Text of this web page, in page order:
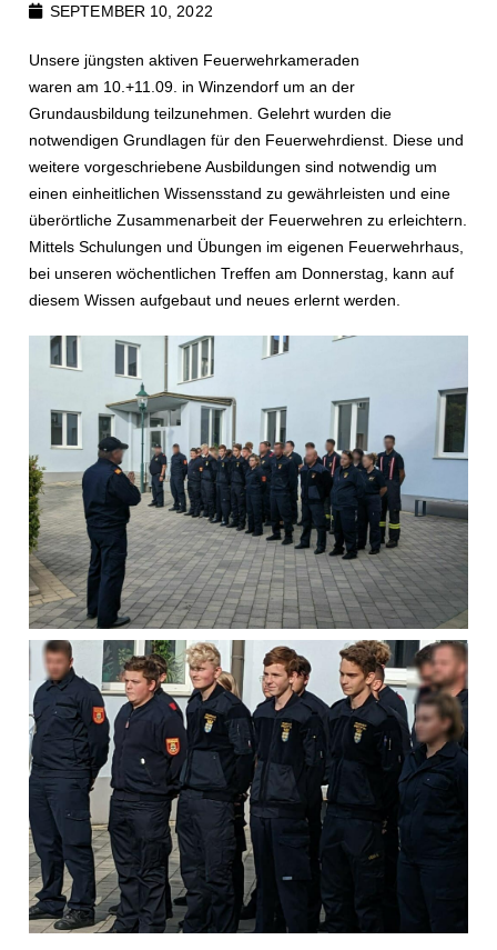
SEPTEMBER 10, 2022
Unsere jüngsten aktiven Feuerwehrkameraden
waren am 10.+11.09. in Winzendorf um an der
Grundausbildung teilzunehmen. Gelehrt wurden die
notwendigen Grundlagen für den Feuerwehrdienst. Diese und
weitere vorgeschriebene Ausbildungen sind notwendig um
einen einheitlichen Wissensstand zu gewährleisten und eine
überörtliche Zusammenarbeit der Feuerwehren zu erleichtern.
Mittels Schulungen und Übungen im eigenen Feuerwehrhaus,
bei unseren wöchentlichen Treffen am Donnerstag, kann auf
diesem Wissen aufgebaut und neues erlernt werden.